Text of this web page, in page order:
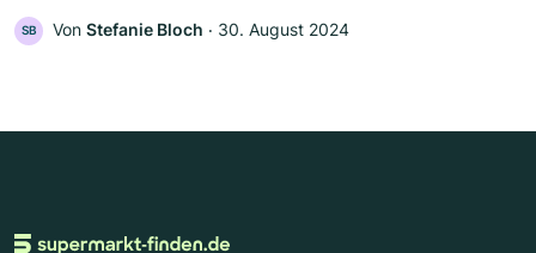
SB Von Stefanie Bloch ‧ 30. August 2024